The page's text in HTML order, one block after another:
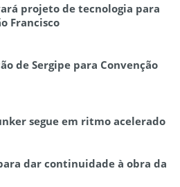
projeto de tecnologia para
Francisco
de Sergipe para Convenção
segue em ritmo acelerado
dar continuidade à obra da